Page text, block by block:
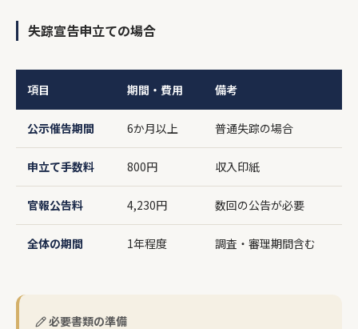
失踪宣告申立ての場合
項目 期間・費用 備考
公示催告期間 6か月以上 普通失踪の場合
申立て手数料 800円 収入印紙
官報公告料 4,230円 数回の公告が必要
全体の期間 1年程度 調査・審理期間含む
必要書類の準備